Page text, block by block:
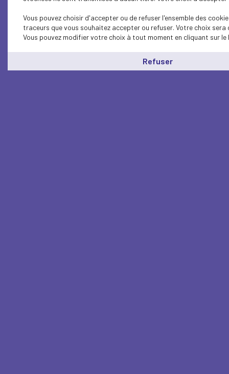
Vous pouvez choisir d'accepter ou de refuser l'ensemble des
traceurs que vous souhaitez accepter ou refuser. Votre choix
Vous pouvez modifier votre choix à tout moment en cliquant sur le
Refuser